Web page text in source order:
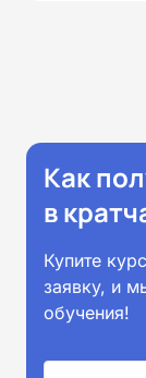
Как
в
Купите
заявку, и
обучения!